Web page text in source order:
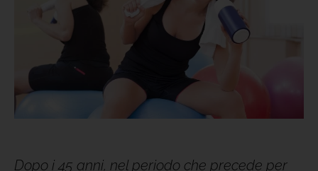
Dopo i 45 anni, nel periodo che precede per